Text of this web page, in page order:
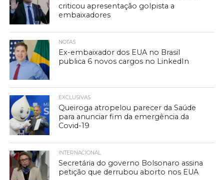
criticou apresentação golpista a
embaixadores
NOTAS
Ex-embaixador dos EUA no Brasil
publica 6 novos cargos no LinkedIn
EXCLUSIVAS
Queiroga atropelou parecer da Saúde
para anunciar fim da emergência da
Covid-19
INTERNACIONAL
Secretária do governo Bolsonaro assina
petição que derrubou aborto nos EUA